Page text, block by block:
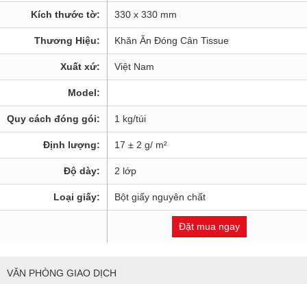
Kích thước tờ: 330 x 330 mm
Thương Hiệu: Khăn Ăn Đóng Cân Tissue
Xuất xứ: Việt Nam
Model:
Quy cách đóng gói: 1 kg/túi
Định lượng: 17 ± 2 g/ m²
Độ dày: 2 lớp
Loại giấy: Bột giấy nguyên chất
Đặt mua ngay
VĂN PHÒNG GIAO DỊCH